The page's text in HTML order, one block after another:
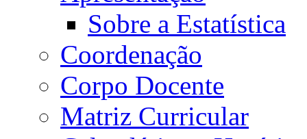
Sobre a Estatística
Coordenação
Corpo Docente
Matriz Curricular